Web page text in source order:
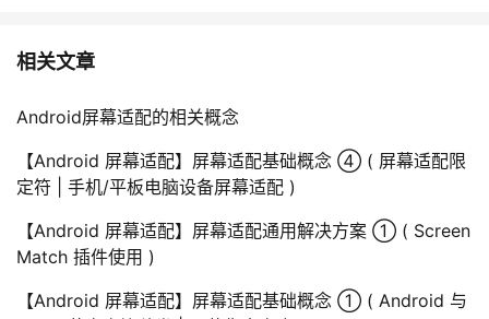
相关文章
Android屏幕适配的相关概念
【Android 屏幕适配】屏幕适配基础概念 ④ ( 屏幕适配限
定符 | 手机/平板电脑设备屏幕适配 )
【Android 屏幕适配】屏幕适配通用解决方案 ① ( Screen
Match 插件使用 )
【Android 屏幕适配】屏幕适配基础概念 ① ( Android 与